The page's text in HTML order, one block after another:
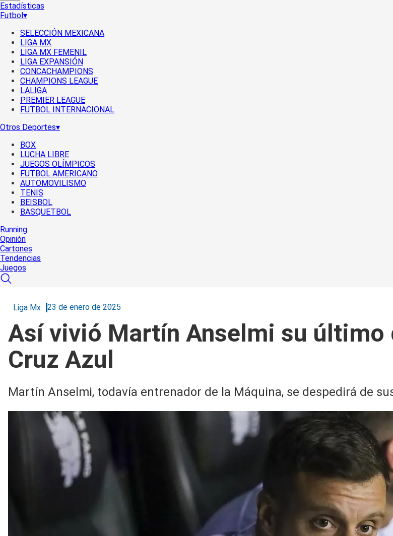
Estadísticas
Futbol▾
SELECCIÓN MEXICANA
LIGA MX
LIGA MX FEMENIL
LIGA EXPANSIÓN
CONCACHAMPIONS
CHAMPIONS LEAGUE
LALIGA
PREMIER LEAGUE
FUTBOL INTERNACIONAL
Otros Deportes▾
BOX
LUCHA LIBRE
JUEGOS OLÍMPICOS
FUTBOL AMERICANO
AUTOMOVILISMO
TENIS
BEISBOL
BASQUETBOL
Running
Opinión
Cartones
Tendencias
Juegos
Liga Mx 23 de enero de 2025
Así vivió Martín Anselmi su último
Cruz Azul
Martín Anselmi, todavía entrenador de la Máquina, se despedirá de